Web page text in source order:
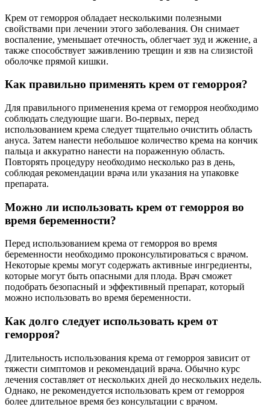
Крем от геморроя обладает несколькими полезными
свойствами при лечении этого заболевания. Он снимает
воспаление, уменьшает отечность, облегчает зуд и жжение, а
также способствует заживлению трещин и язв на слизистой
оболочке прямой кишки.
Как правильно применять крем от геморроя?
Для правильного применения крема от геморроя необходимо
соблюдать следующие шаги. Во-первых, перед
использованием крема следует тщательно очистить область
ануса. Затем нанести небольшое количество крема на кончик
пальца и аккуратно нанести на пораженную область.
Повторять процедуру необходимо несколько раз в день,
соблюдая рекомендации врача или указания на упаковке
препарата.
Можно ли использовать крем от геморроя во
время беременности?
Перед использованием крема от геморроя во время
беременности необходимо проконсультироваться с врачом.
Некоторые кремы могут содержать активные ингредиенты,
которые могут быть опасными для плода. Врач сможет
подобрать безопасный и эффективный препарат, который
можно использовать во время беременности.
Как долго следует использовать крем от
геморроя?
Длительность использования крема от геморроя зависит от
тяжести симптомов и рекомендаций врача. Обычно курс
лечения составляет от нескольких дней до нескольких недель.
Однако, не рекомендуется использовать крем от геморроя
более длительное время без консультации с врачом.